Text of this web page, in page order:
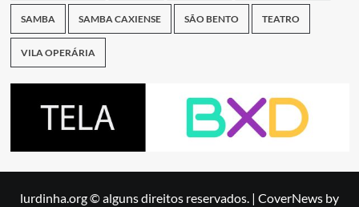
SAMBA SAMBA CAXIENSE SÃO BENTO TEATRO
VILA OPERÁRIA
lurdinha.org © alguns direitos reservados. | CoverNews by